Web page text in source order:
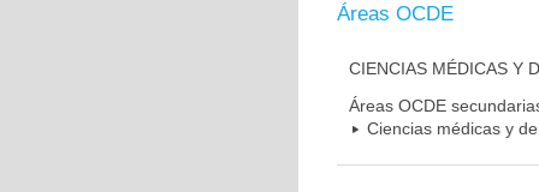
Áreas OCDE
CIENCIAS MÉDICAS Y
Áreas OCDE
Ciencias médicas y